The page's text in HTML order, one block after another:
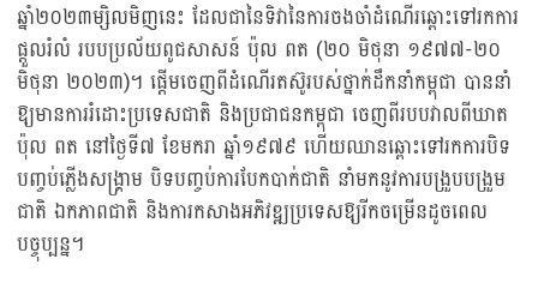
ឆ្នាំ២០២៣ម្សិលមិញនេះ ដែលជានៃទិវានៃការចងចាំដំណើរឆ្ពោះទៅរកការ
ផ្តួលរំលំ របបប្រល័យពូជសាសន៍ ប៉ុល ពត (២០ មិថុនា ១៩៧៧-២០
មិថុនា ២០២៣)។ ផ្តើមចេញពីដំណើរតស៊ូរបស់ថ្នាក់ដឹកនាំកម្ពុជា បាននាំ
ឱ្យមានការរំដោះប្រទេសជាតិ និងប្រជាជនកម្ពុជា ចេញពីរបបវាលពីឃាត
ប៉ុល ពត នៅថ្ងៃទី៧ ខែមករា ឆ្នាំ១៩៧៩ ហើយឈានឆ្ពោះទៅរកការបិទ
បញ្ចប់ភ្លើងសង្គ្រាម បិទបញ្ចប់ការបែកបាក់ជាតិ នាំមកនូវការបង្រួបបង្រួម
ជាតិ ឯកភាពជាតិ និងការកសាងអភិវឌ្ឍប្រទេសឱ្យរីកចម្រើនដូចពេល
បច្ចុប្បន្ន។